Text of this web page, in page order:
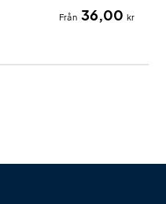
tryck.
Från 36,00 kr